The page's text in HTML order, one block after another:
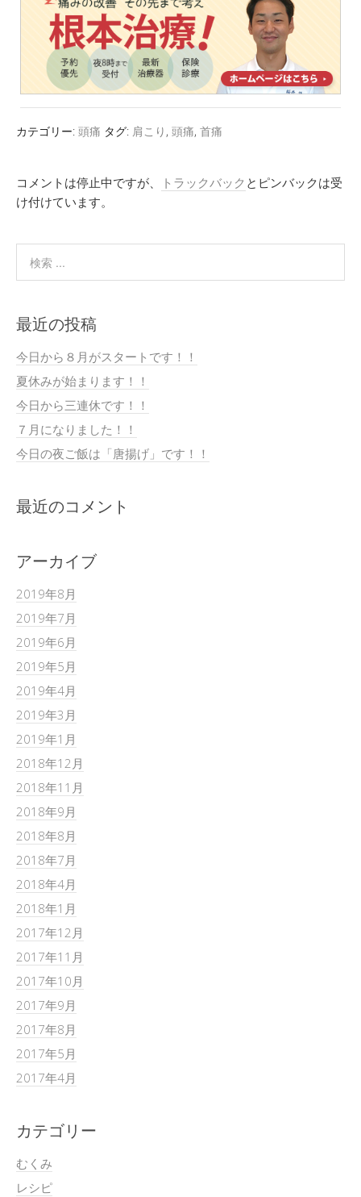
カテゴリー: 頭痛 タグ: 肩こり , 頭痛, 首痛
コメントは停止中ですが、 トラックバック とピンバックは受
け付けています。
最近の投稿
今日から８月がスタートです！！
夏休みが始まります！！
今日から三連休です！！
７月になりました！！
今日の夜ご飯は「唐揚げ」です！！
最近のコメント
アーカイブ
2019年8月
2019年7月
2019年6月
2019年5月
2019年4月
2019年3月
2019年1月
2018年12月
2018年11月
2018年9月
2018年8月
2018年7月
2018年4月
2018年1月
2017年12月
2017年11月
2017年10月
2017年9月
2017年8月
2017年5月
2017年4月
カテゴリー
むくみ
レシピ